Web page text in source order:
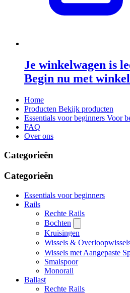
Je winkelwagen is
Begin nu met
Home
Producten Bekijk producten
Essentials voor beginners Voor
FAQ
Over ons
Categorieën
Categorieën
Essentials voor beginners
Rails
Rechte Rails
Bochten
Kruisingen
Wissels &
Wissels met Aangepaste
Smalspoor
Monorail
Ballast
Rechte Rails